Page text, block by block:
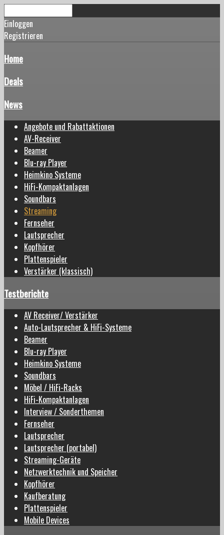
Einloggen
Registrieren
Home
Deals
News
Angebote und Rabattaktionen
AV-Receiver
Beamer
Blu-ray Player
Heimkino Systeme
HiFi-Kompaktanlagen
Soundbars
Streaming
Fernseher
Lautsprecher
Kopfhörer
Plattenspieler
Verstärker (klassisch)
Testberichte
AV Receiver/ Verstärker
Auto-Lautsprecher & HiFi-Systeme
Beamer
Blu-ray Player
Heimkino Systeme
Soundbars
Möbel / HiFi-Racks
HiFi-Kompaktanlagen
Interview / Sonderthemen
Fernseher
Lautsprecher
Lautsprecher (portabel)
Streaming-Geräte
Netzwerktechnik und Speicher
Kopfhörer
Kaufberatung
Plattenspieler
Mobile Devices